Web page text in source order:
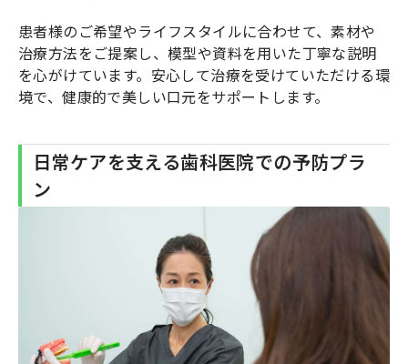
患者様のご希望やライフスタイルに合わせて、素材や
治療方法をご提案し、模型や資料を用いた丁寧な説明
を心がけています。安心して治療を受けていただける環
境で、健康的で美しい口元をサポートします。
日常ケアを支える歯科医院での予防プラ
ン